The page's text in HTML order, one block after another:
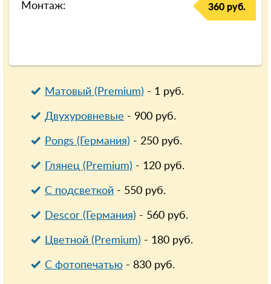
Монтаж: 360 руб.
Матовый (Premium) - 1руб.
Двухуровневые - 900руб.
Pongs (Германия) - 250руб.
Глянец (Premium) - 120руб.
С подсветкой- 550руб.
Descor (Германия) - 560руб.
Цветной (Premium) - 180руб.
С фотопечатью- 830руб.